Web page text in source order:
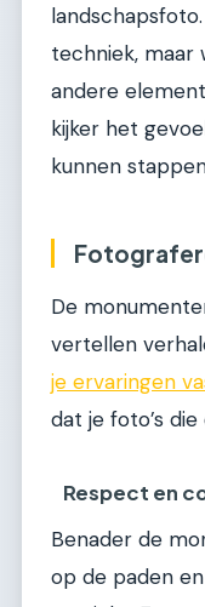
techniek,
andere
kijker het
kunnen
De
vertellen
je ervaringen
dat je foto’s
Respect en
Benader de
op de paden